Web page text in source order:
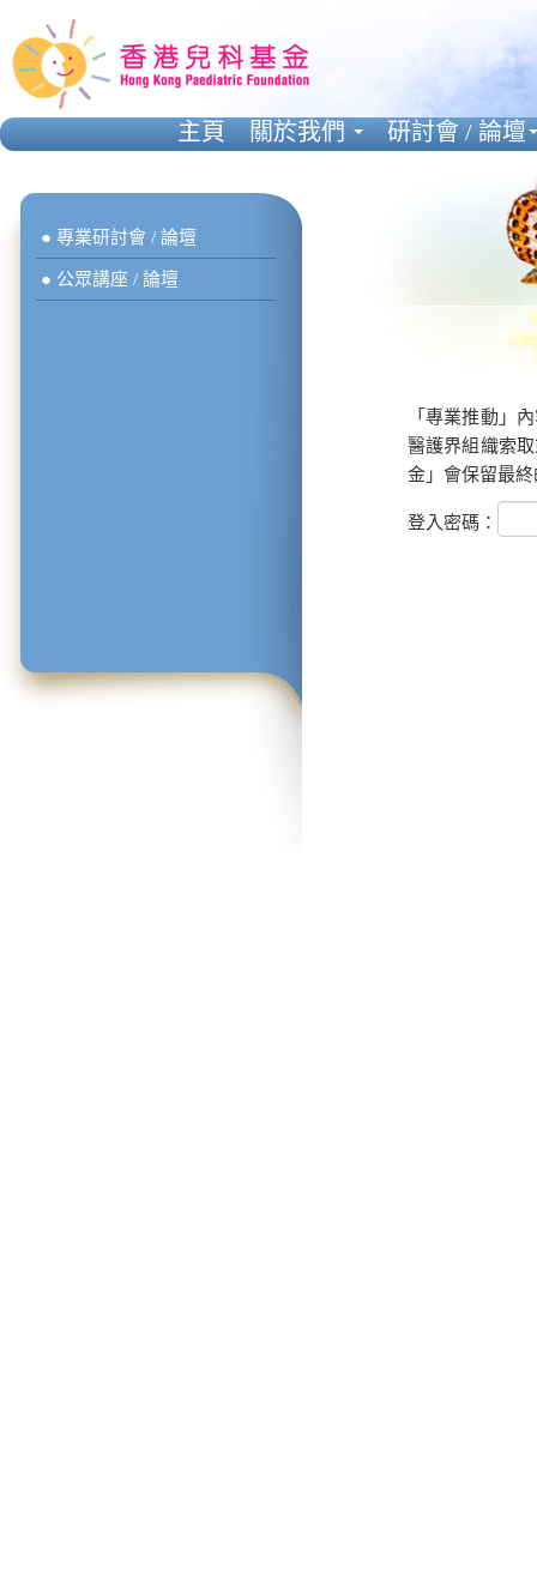
● 專業研討會 / 論壇
● 公眾講座 / 論壇
「專業推動」
醫護界組織索
金」會保留最
登入密碼：
主頁 關於我們 研討會 / 論壇